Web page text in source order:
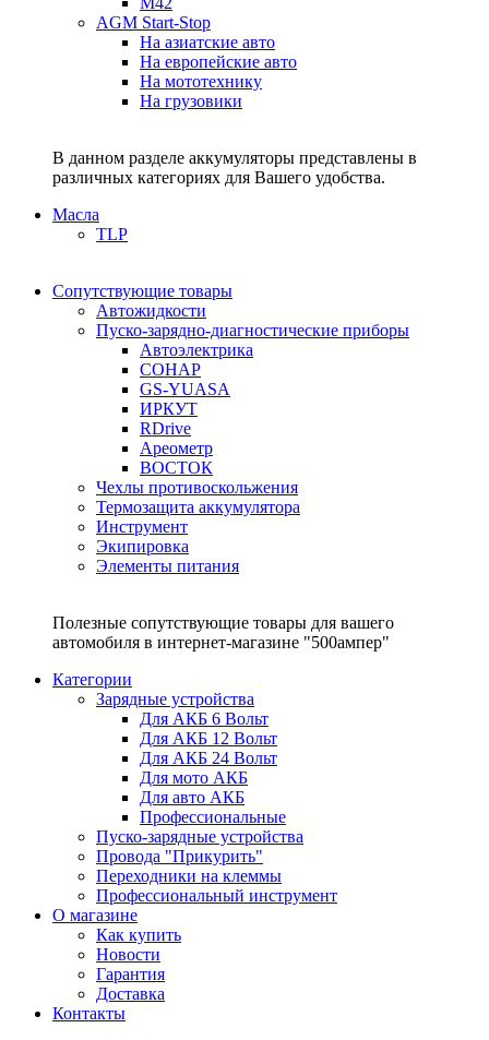
AGM Start-Stop
На азиатские авто
На европейские авто
На мототехнику
На грузовики
В данном разделе аккумуляторы представлены в
различных категориях для Вашего удобства.
Масла
TLP
Сопутствующие товары
Автожидкости
Пуско-зарядно-диагностические приборы
Автоэлектрика
СОНАР
GS-YUASA
ИРКУТ
RDrive
Ареометр
ВОСТОК
Чехлы противоскольжения
Термозащита аккумулятора
Инструмент
Экипировка
Элементы питания
Полезные сопутствующие товары для вашего
автомобиля в интернет-магазине "500ампер"
Категории
Зарядные устройства
Для АКБ 6 Вольт
Для АКБ 12 Вольт
Для АКБ 24 Вольт
Для мото АКБ
Для авто АКБ
Профессиональные
Пуско-зарядные устройства
Провода "Прикурить"
Переходники на клеммы
Профессиональный инструмент
О магазине
Как купить
Новости
Гарантия
Доставка
Контакты